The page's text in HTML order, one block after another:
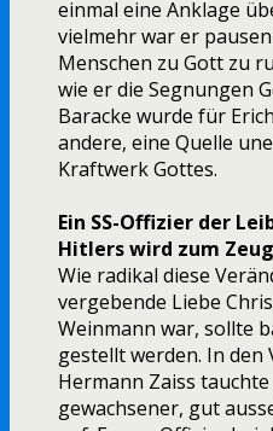
einmal eine Anklage
vielmehr war er
Menschen zu Gott zu
wie er die Segnungen
Baracke wurde für
andere, eine Quelle
Kraftwerk Gottes.
Ein SS-Offizier der
Hitlers wird zum
Wie radikal diese
vergebende Liebe
Weinmann war, sollte
gestellt werden. In den
Hermann Zaiss
gewachsener, gut